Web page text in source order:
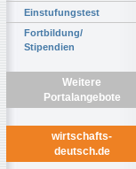
Einstufungstest
Fortbildung/
Stipendien
Weitere
Portalangebote
wirtschafts-
deutsch.de